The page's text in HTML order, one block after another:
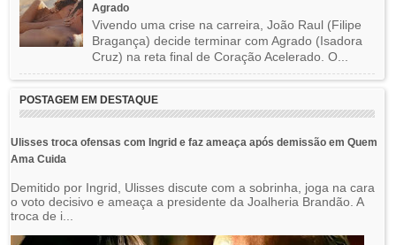
Agrado
Vivendo uma crise na carreira, João Raul (Filipe
Bragança) decide terminar com Agrado (Isadora
Cruz) na reta final de Coração Acelerado. O...
POSTAGEM EM DESTAQUE
Ulisses troca ofensas com Ingrid e faz ameaça após demissão em Quem
Ama Cuida
Demitido por Ingrid, Ulisses discute com a sobrinha, joga na cara
o voto decisivo e ameaça a presidente da Joalheria Brandão. A
troca de i...